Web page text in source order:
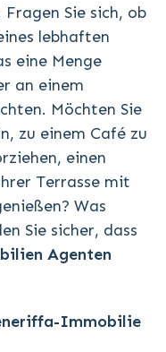
Fragen Sie sich, ob
lebhaften
eine Menge
an einem
Möchten Sie
zu einem Café zu
einen
Terrasse mit
Was
Sie sicher, dass
Agenten
Immobilie